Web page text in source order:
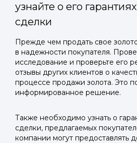
узнайте о его
сделки
Прежде чем продать свое
в надежности покупателя.
исследование и проверьте его
отзывы других клиентов о
процессе продажи золота. Это
информированное решение.
Также необходимо узнать о
сделки, предлагаемых
компании могут предоставлять